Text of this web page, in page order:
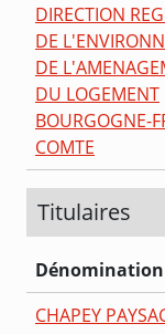
DIRECTION
DE
DE
DU LOGEMENT
BOURGOGNE-
COMTE
Titulaires
CHAPEY